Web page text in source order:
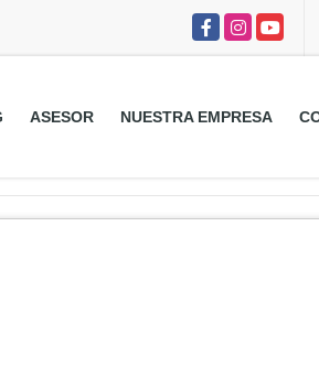
Facebook
InstagramYouTube
ASESOR NUESTRA EMPRESA